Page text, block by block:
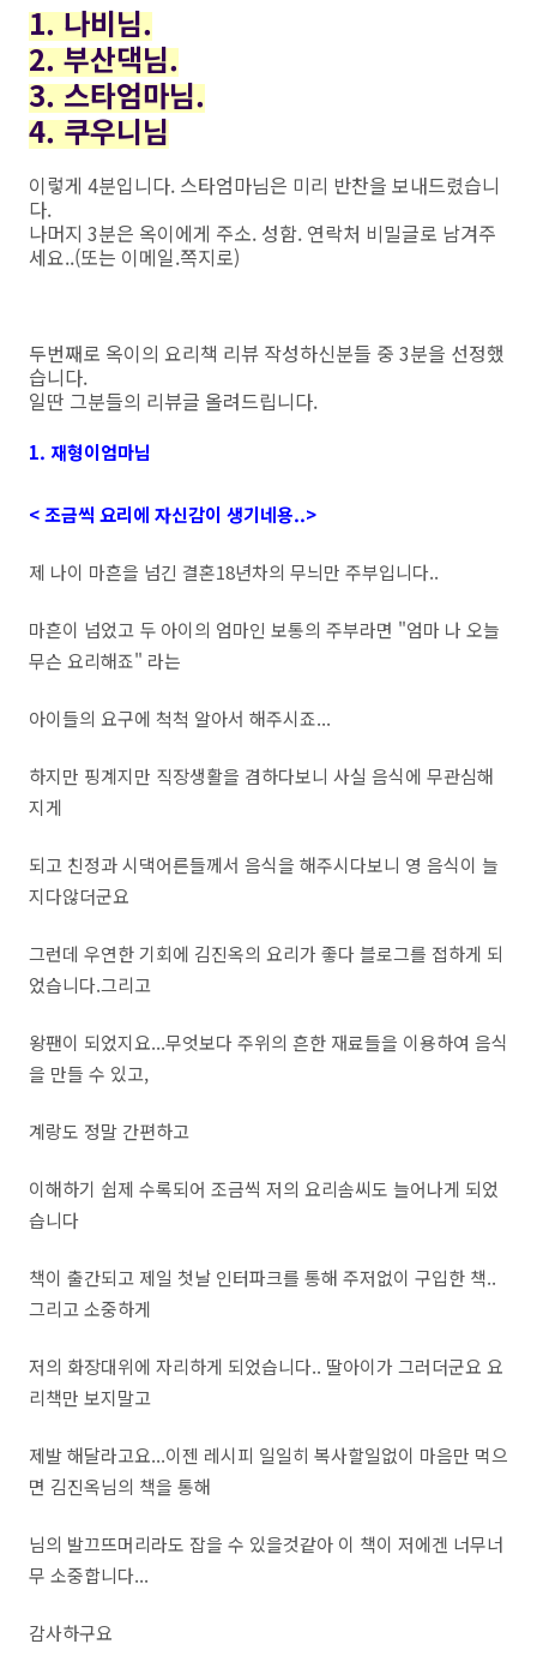
1. 나비님.
2. 부산댁님.
3. 스타엄마님.
4. 쿠우니님
이렇게 4분입니다. 스타엄마님은 미리 반찬을 보내드렸습니
다.
나머지 3분은 옥이에게 주소. 성함. 연락처 비밀글로 남겨주
세요..(또는 이메일.쪽지로)
두번째로 옥이의 요리책 리뷰 작성하신분들 중 3분을 선정했
습니다.
일딴 그분들의 리뷰글 올려드립니다.
1. 재형이엄마님
< 조금씩 요리에 자신감이 생기네용..>
제 나이 마흔을 넘긴 결혼18년차의 무늬만 주부입니다..
마흔이 넘었고 두 아이의 엄마인 보통의 주부라면 "엄마 나 오늘
무슨 요리해죠" 라는
아이들의 요구에 척척 알아서 해주시죠...
하지만 핑계지만 직장생활을 겸하다보니 사실 음식에 무관심해
지게
되고 친정과 시댁어른들께서 음식을 해주시다보니 영 음식이 늘
지다않더군요
그런데 우연한 기회에 김진옥의 요리가 좋다 블로그를 접하게 되
었습니다.그리고
왕팬이 되었지요...무엇보다 주위의 흔한 재료들을 이용하여 음식
을 만들 수 있고,
계랑도 정말 간편하고
이해하기 쉽제 수록되어 조금씩 저의 요리솜씨도 늘어나게 되었
습니다
책이 출간되고 제일 첫날 인터파크를 통해 주저없이 구입한 책..
그리고 소중하게
저의 화장대위에 자리하게 되었습니다.. 딸아이가 그러더군요 요
리책만 보지말고
제발 해달라고요...이젠 레시피 일일히 복사할일없이 마음만 먹으
면 김진옥님의 책을 통해
님의 발끄뜨머리라도 잡을 수 있을것같아 이 책이 저에겐 너무너
무 소중합니다...
감사하구요